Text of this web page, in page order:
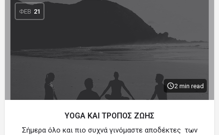
ΦΕΒ 21
2 min read
YOGA ΚΑΙ ΤΡΟΠΟΣ ΖΩΗΣ
Σήμερα όλο και πιο συχνά γινόμαστε αποδέκτες των